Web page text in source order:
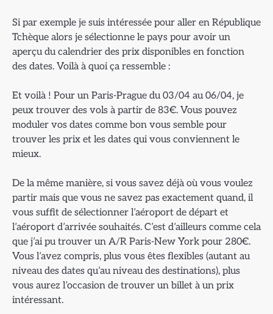
Si par exemple je suis intéressée pour aller en République
Tchèque alors je sélectionne le pays pour avoir un
aperçu du calendrier des prix disponibles en fonction
des dates. Voilà à quoi ça ressemble :
Et voilà ! Pour un Paris-Prague du 03/04 au 06/04, je
peux trouver des vols à partir de 83€. Vous pouvez
moduler vos dates comme bon vous semble pour
trouver les prix et les dates qui vous conviennent le
mieux.
De la même manière, si vous savez déjà où vous voulez
partir mais que vous ne savez pas exactement quand, il
vous suffit de sélectionner l’aéroport de départ et
l’aéroport d’arrivée souhaités. C’est d’ailleurs comme cela
que j’ai pu trouver un A/R Paris-New York pour 280€.
Vous l’avez compris, plus vous êtes flexibles (autant au
niveau des dates qu’au niveau des destinations), plus
vous aurez l’occasion de trouver un billet à un prix
intéressant.